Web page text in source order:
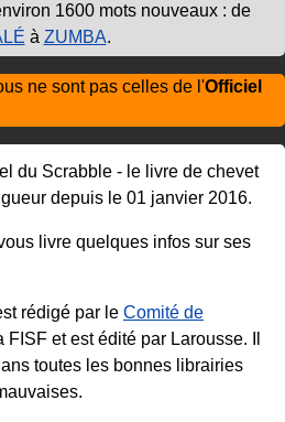
1600 mots nouveaux : de
à ZUMBA.
ne sont pas celles de l'Officiel
du Scrabble - le livre de chevet
depuis le 01 janvier 2016.
livre quelques infos sur ses
rédigé par le Comité de
FISF et est édité par Larousse. Il
toutes les bonnes librairies